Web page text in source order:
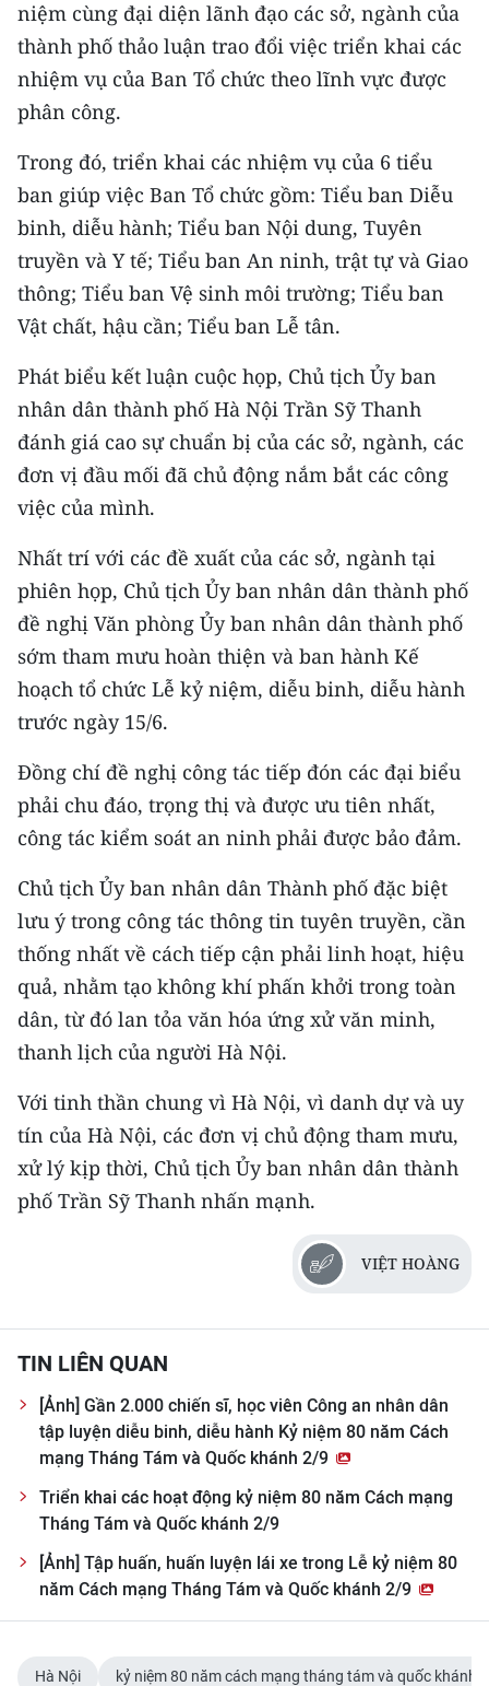
ENGLISH
中文
FRANÇAIS
РУССКИЙ
ESPAÑOL
한국어
niệm cùng đại diện lãnh đạo các sở, ngành của
thành phố thảo luận trao đổi việc triển khai các
nhiệm vụ của Ban Tổ chức theo lĩnh vực được
phân công.
Trong đó, triển khai các nhiệm vụ của 6 tiểu
ban giúp việc Ban Tổ chức gồm: Tiểu ban Diễu
binh, diễu hành; Tiểu ban Nội dung, Tuyên
truyền và Y tế; Tiểu ban An ninh, trật tự và Giao
thông; Tiểu ban Vệ sinh môi trường; Tiểu ban
Vật chất, hậu cần; Tiểu ban Lễ tân.
Phát biểu kết luận cuộc họp, Chủ tịch Ủy ban
nhân dân thành phố Hà Nội Trần Sỹ Thanh
đánh giá cao sự chuẩn bị của các sở, ngành, các
đơn vị đầu mối đã chủ động nắm bắt các công
việc của mình.
Nhất trí với các đề xuất của các sở, ngành tại
phiên họp, Chủ tịch Ủy ban nhân dân thành phố
đề nghị Văn phòng Ủy ban nhân dân thành phố
sớm tham mưu hoàn thiện và ban hành Kế
hoạch tổ chức Lễ kỷ niệm, diễu binh, diễu hành
trước ngày 15/6.
Đồng chí đề nghị công tác tiếp đón các đại biểu
phải chu đáo, trọng thị và được ưu tiên nhất,
công tác kiểm soát an ninh phải được bảo đảm.
Chủ tịch Ủy ban nhân dân Thành phố đặc biệt
lưu ý trong công tác thông tin tuyên truyền, cần
thống nhất về cách tiếp cận phải linh hoạt, hiệu
quả, nhằm tạo không khí phấn khởi trong toàn
dân, từ đó lan tỏa văn hóa ứng xử văn minh,
thanh lịch của người Hà Nội.
Với tinh thần chung vì Hà Nội, vì danh dự và uy
tín của Hà Nội, các đơn vị chủ động tham mưu,
xử lý kịp thời, Chủ tịch Ủy ban nhân dân thành
phố Trần Sỹ Thanh nhấn mạnh.
VIỆT HOÀNG
TIN LIÊN QUAN
[Ảnh] Gần 2.000 chiến sĩ, học viên Công an nhân dân
tập luyện diễu binh, diễu hành Kỷ niệm 80 năm Cách
mạng Tháng Tám và Quốc khánh 2/9
Triển khai các hoạt động kỷ niệm 80 năm Cách mạng
Tháng Tám và Quốc khánh 2/9
[Ảnh] Tập huấn, huấn luyện lái xe trong Lễ kỷ niệm 80
năm Cách mạng Tháng Tám và Quốc khánh 2/9
Hà Nội kỷ niệm 80 năm cách mạng tháng tám và quốc khánh